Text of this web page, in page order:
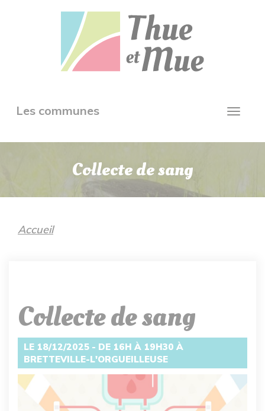
Toggle
Les communes
Collecte de sang
Accueil
Collecte de sang
LE 18/12/2025 - DE 16H À 19H30 À
BRETTEVILLE-L'ORGUEILLEUSE
Panneau de gestion des cookies